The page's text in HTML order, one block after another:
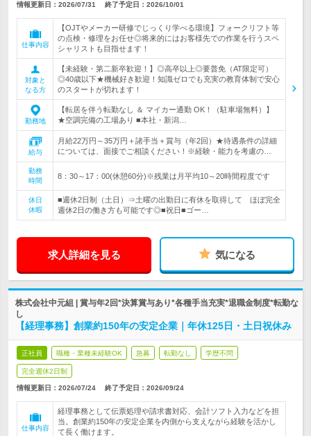
情報更新日：2026/07/31 終了予定日： 2026/10/01
仕事内容
【OJTやメーカー研修でじっくり学べる環境】フォークリフト等
の点検・修理をお任せ◎将来的にはお客様先での作業を行うスペ
シャリストも目指せます！
対象と
なる方
【未経験・第二新卒歓迎！】◎高卒以上◎要普免（AT限定可）
◎40歳以下★機械好き歓迎！知識ゼロでも充実の教育体制で安心
のスタートが切れます！
勤務地
【転居を伴う転勤なし ＆ マイカー通勤 OK！（駐車場無料）】
★空調完備の工場あり ■本社・新潟…
給与
月給22万円～35万円＋諸手当＋賞与（年2回）★待遇条件の詳細
については、面接でご相談ください！※経験・能力を考慮の…
勤務
時間
8：30～17：00(休憩60分)※残業は月平均10～20時間程度です
休日
休暇
■週休2日制（土日）⇒土曜の出勤日に有休を取得して ほぼ完全
週休2日の働き方も可能です◎■祝日■ゴー…
求人詳細を見る 気になる
株式会社中元組 | 賞与年2回*決算賞与あり*各種手当充実*退職金制度*転勤な
し
【経理事務】創業約150年の安定企業｜年休125日・土日祝休み
正社員 職種・業種未経験OK 急募 転勤なし 学歴不問
完全週休2日制
情報更新日：2026/07/24 終了予定日： 2026/09/24
仕事内容
経理事務として伝票処理や請求書対応、会計ソフト入力などを担
当。創業約150年の安定企業を内側から支えながら経験を活かし
て長く働けます。